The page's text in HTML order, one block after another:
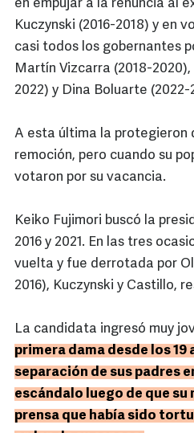
en empujar a la renuncia al
Kuczynski (2016-2018) y en
casi todos los gobernantes
Martín Vizcarra (2018-
2022) y Dina Boluarte (2022-
A esta última la protegieron
remoción, pero cuando su
votaron por su vacancia.
Keiko Fujimori buscó la
2016 y 2021. En las tres
vuelta y fue derrotada por
2016), Kuczynski y Castillo,
La candidata ingresó muy
primera dama desde los 19
separación de sus padres
escándalo luego de que su
prensa que había sido